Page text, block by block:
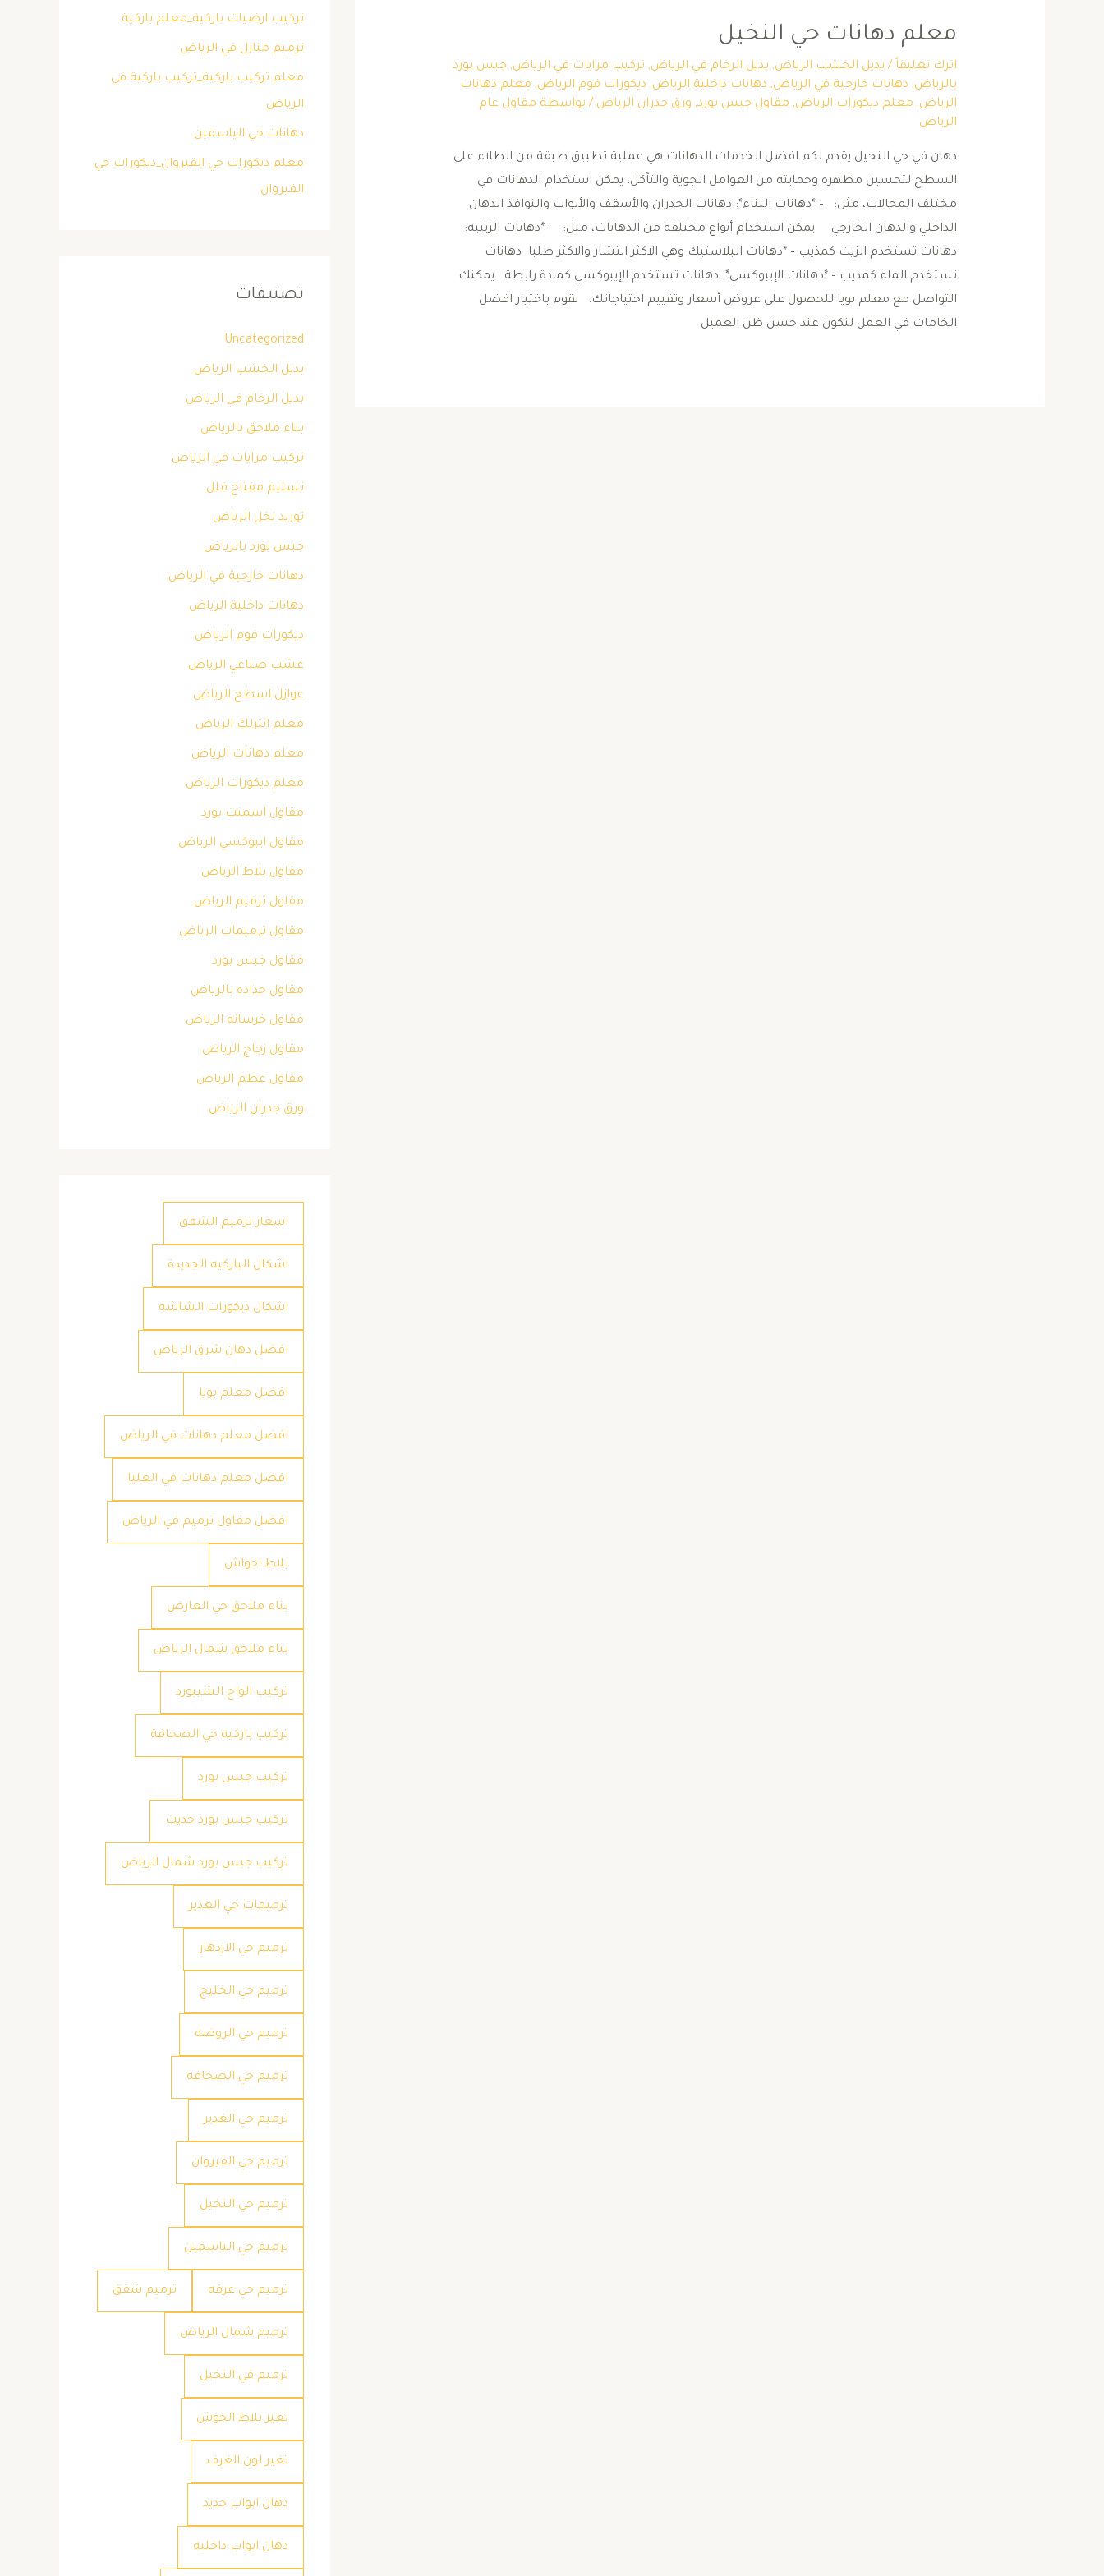
معلم دهانات حي النخيل
اترك تعليقاً / بديل الخشب الرياض, بديل الرخام في الرياض, تركيب مرايات في الرياض, جبس بورد
بالرياض, دهانات خارجية في الرياض, دهانات داخلية الرياض, ديكورات فوم الرياض, معلم دهانات
الرياض, معلم ديكورات الرياض, مقاول جبس بورد, ورق جدران الرياض / بواسطة مقاول عام
الرياض
دهان في حي النخيل يقدم لكم افضل الخدمات الدهانات هي عملية تطبيق طبقة من الطلاء على
السطح لتحسين مظهره وحمايته من العوامل الجوية والتآكل. يمكن استخدام الدهانات في
مختلف المجالات، مثل: – *دهانات البناء*: دهانات الجدران والأسقف والأبواب والنوافذ الدهان
الداخلي والدهان الخارجي يمكن استخدام أنواع مختلفة من الدهانات، مثل: – *دهانات الزيتيه:
دهانات تستخدم الزيت كمذيب – *دهانات البلاستيك وهي الاكثر انتشار والاكثر طلبا: دهانات
تستخدم الماء كمذيب – *دهانات الإيبوكسي*: دهانات تستخدم الإيبوكسي كمادة رابطة يمكنك
التواصل مع معلم بويا للحصول على عروض أسعار وتقييم احتياجاتك. نقوم باختيار افضل
الخامات في العمل لنكون عند حسن ظن العميل
تركيب ارضيات باركية_معلم باركية
ترميم منازل في الرياض
معلم تركيب باركية_تركيب باركية في
الرياض
دهانات حي الياسمين
معلم ديكورات حي القيروان_ديكورات حي
القيروان
تصنيفات
Uncategorized
بديل الخشب الرياض
بديل الرخام في الرياض
بناء ملاحق بالرياض
تركيب مرايات في الرياض
تسليم مفتاح فلل
توريد نخل الرياض
جبس بورد بالرياض
دهانات خارجية في الرياض
دهانات داخلية الرياض
ديكورات فوم الرياض
عشب صناعي الرياض
عوازل اسطح الرياض
معلم انترلك الرياض
معلم دهانات الرياض
معلم ديكورات الرياض
مقاول اسمنت بورد
مقاول ايبوكسي الرياض
مقاول بلاط الرياض
مقاول ترميم الرياض
مقاول ترميمات الرياض
مقاول جبس بورد
مقاول حداده بالرياض
مقاول خرسانه الرياض
مقاول زجاج الرياض
مقاول عظم الرياض
ورق جدران الرياض
اسعار ترميم الشقق
اشكال الباركيه الجديدة
اشكال ديكورات الشاشه
افضل دهان شرق الرياض
افضل معلم بويا
افضل معلم دهانات في الرياض
افضل معلم دهانات في العليا
افضل مقاول ترميم في الرياض
بلاط احواش
بناء ملاحق حي العارض
بناء ملاحق شمال الرياض
تركيب الواح الشيبورد
تركيب باركيه حي الصحافة
تركيب جبس بورد
تركيب جبس بورد حديث
تركيب جبس بورد شمال الرياض
ترميمات حي الغدير
ترميم حي الازدهار
ترميم حي الخليج
ترميم حي الروضه
ترميم حي الصحافه
ترميم حي الغدير
ترميم حي القيروان
ترميم حي النخيل
ترميم حي الياسمين
ترميم حي عرقه ترميم شقق
ترميم شمال الرياض
ترميم في النخيل
تغير بلاط الحوش
تغير لون الغرف
دهان ابواب حديد
دهان ابواب داخليه